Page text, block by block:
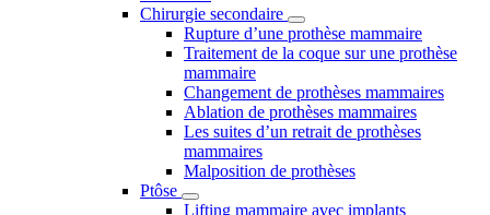
Chirurgie secondaire
Rupture d’une prothèse mammaire
Traitement de la coque sur une prothèse
mammaire
Changement de prothèses mammaires
Ablation de prothèses mammaires
Les suites d’un retrait de prothèses
mammaires
Malposition de prothèses
Ptôse
Lifting mammaire avec implants